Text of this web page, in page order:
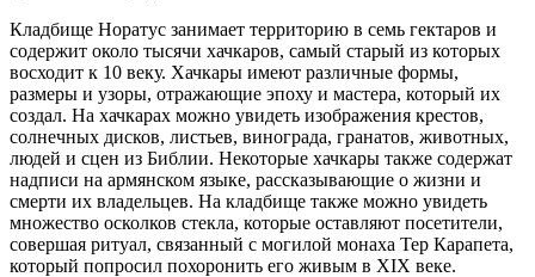
Кладбище Норатус занимает территорию в семь гектаров и
содержит около тысячи хачкаров, самый старый из которых
восходит к 10 веку. Хачкары имеют различные формы,
размеры и узоры, отражающие эпоху и мастера, который их
создал. На хачкарах можно увидеть изображения крестов,
солнечных дисков, листьев, винограда, гранатов, животных,
людей и сцен из Библии. Некоторые хачкары также содержат
надписи на армянском языке, рассказывающие о жизни и
смерти их владельцев. На кладбище также можно увидеть
множество осколков стекла, которые оставляют посетители,
совершая ритуал, связанный с могилой монаха Тер Карапета,
который попросил похоронить его живым в XIX веке.